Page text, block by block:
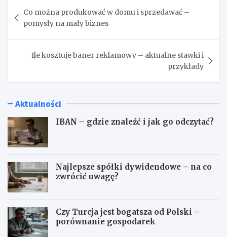
wpisu
Co można produkować w domu i sprzedawać –
pomysły na mały biznes
Ile kosztuje baner reklamowy – aktualne stawki i
przykłady
Aktualności
IBAN – gdzie znaleźć i jak go odczytać?
Najlepsze spółki dywidendowe – na co
zwrócić uwagę?
Czy Turcja jest bogatsza od Polski –
porównanie gospodarek